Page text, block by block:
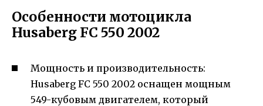
Особенности мотоцикла
Husaberg FC 550 2002
Мощность и производительность:
Husaberg FC 550 2002 оснащен мощным
549-кубовым двигателем, который